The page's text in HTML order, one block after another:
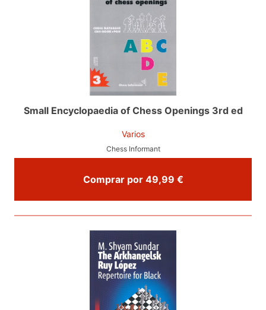
Small Encyclopaedia of Chess Openings 3rd ed
Varios
Chess Informant
Comprar por 49,99 €